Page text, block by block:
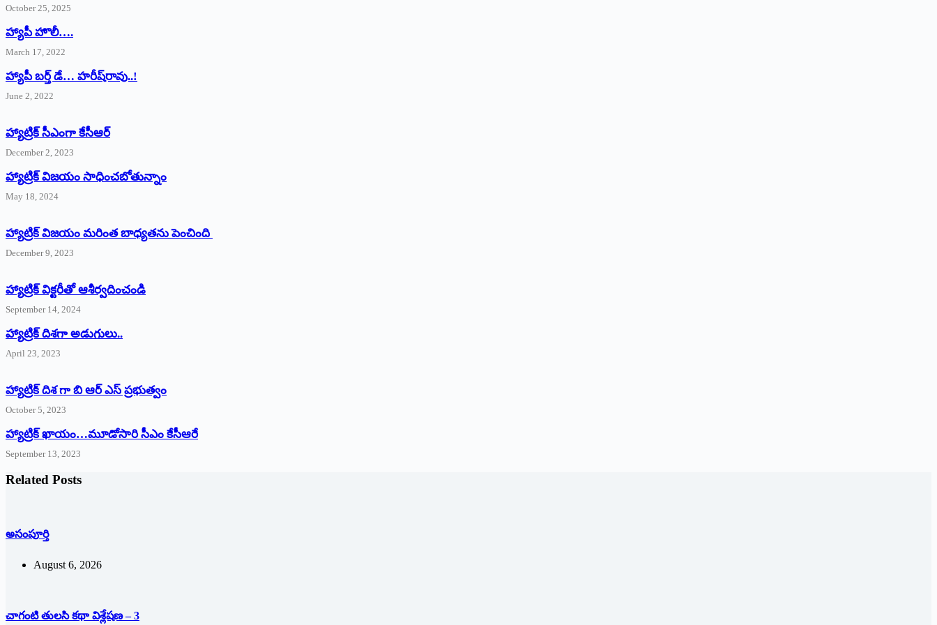
October 25, 2025
హ్యాపీ హొలీ….
March 17, 2022
హ్యాపీ బర్త్ ‌డే… హరీష్‌రావు..!
June 2, 2022
హ్యాట్రిక్‌ ‌సీఎంగా కేసీఆర్‌
December 2, 2023
హ్యాట్రిక్‌ విజయం సాధించబోతున్నాం
May 18, 2024
హ్యాట్రిక్ విజయం మరింత బాధ్యతను పెంచింది
December 9, 2023
హ్యాట్రిక్‌ ‌విక్టరీతో ఆశీర్వదించండి
September 14, 2024
‌హ్యాట్రిక్‌ ‌దిశగా అడుగులు..
April 23, 2023
హ్యాట్రిక్ దిశ గా బి ఆర్ ఎస్ ప్రభుత్వం
October 5, 2023
హ్యాట్రిక్‌ ‌ఖాయం…మూడోసారి సీఎం కేసీఆరే
September 13, 2023
Related Posts
అసంపూర్తి
August 6, 2026
చాగంటి తులసి కథా విశ్లేషణ – 3